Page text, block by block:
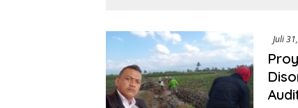
Juli